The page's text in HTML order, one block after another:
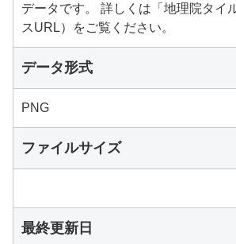
データです。 詳しくは「地理院タイ
スURL）をご覧ください。
データ形式
PNG
ファイルサイズ
最終更新日